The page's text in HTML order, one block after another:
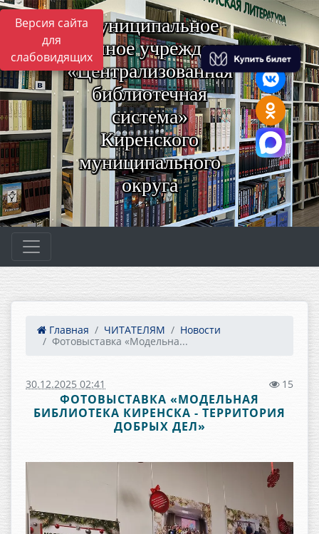
Версия сайта
для
слабовидящих
Муниципальное
казённое учреждение
«Централизованная
библиотечная
система»
Киренского
муниципального
округа
Главная ЧИТАТЕЛЯМ
Новости
Фотовыставка «Модельна...
30.12.2025 02:41 15
ФОТОВЫСТАВКА «МОДЕЛЬНАЯ
БИБЛИОТЕКА КИРЕНСКА - ТЕРРИТОРИЯ
ДОБРЫХ ДЕЛ»